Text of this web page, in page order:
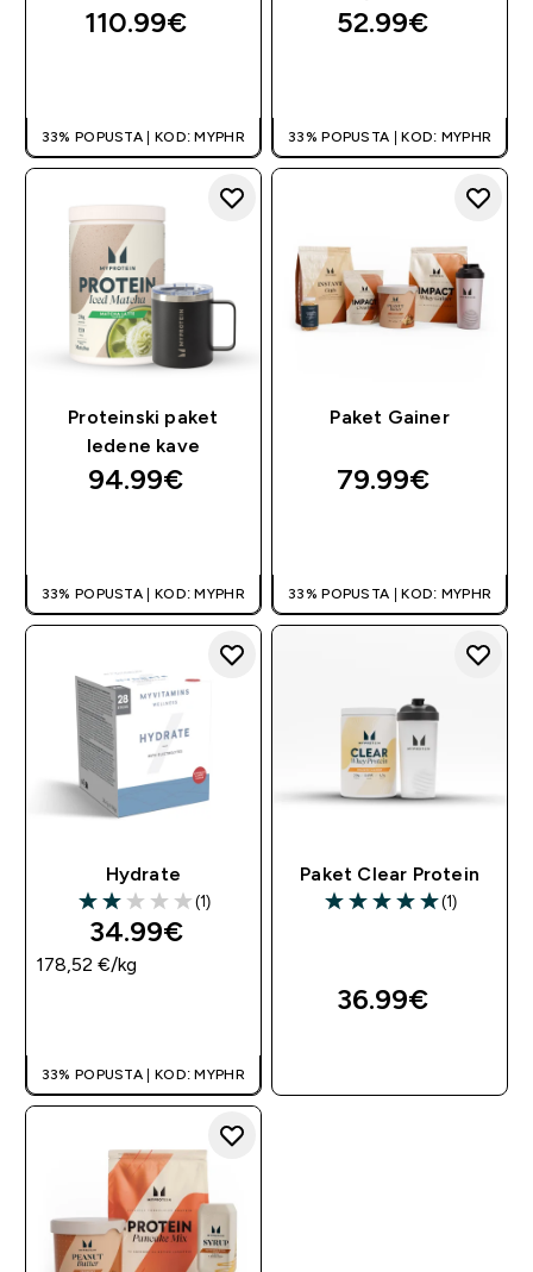
110.99€‎
33% POPUSTA | KOD: MYPHR
52.99€‎
33% POPUSTA | KOD: MYPHR
Proteinski paket
ledene kave
94.99€‎
33% POPUSTA | KOD: MYPHR
Paket Gainer
79.99€‎
33% POPUSTA | KOD: MYPHR
Hydrate
2 out of 5 stars
(1)
34.99€‎
178,52 €‎/kg
33% POPUSTA | KOD: MYPHR
Paket Clear Protein
5 out of 5 stars
(1)
36.99€‎